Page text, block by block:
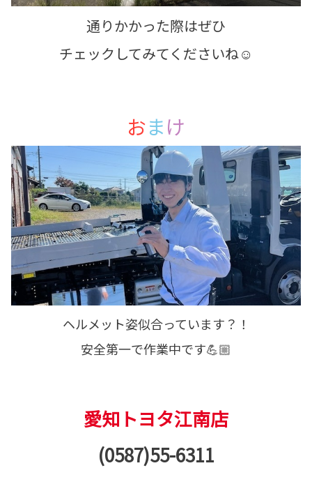
通りかかった際はぜひ
チェックしてみてくださいね☺️
おまけ
ヘルメット姿似合っています？！
安全第一で作業中です💪🏼
愛知トヨタ江南店
(0587)55-6311